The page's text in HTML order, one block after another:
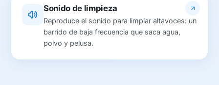
Sonido de limpieza
Reproduce el sonido para limpiar altavoces: un
barrido de baja frecuencia que saca agua,
polvo y pelusa.